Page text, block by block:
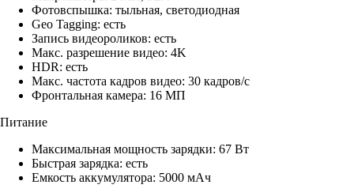
Фотовспышка: тыльная, светодиодная
Geo Tagging: есть
Запись видеороликов: есть
Макс. разрешение видео: 4K
HDR: есть
Макс. частота кадров видео: 30 кадров/с
Фронтальная камера: 16 МП
Питание
Максимальная мощность зарядки: 67 Вт
Быстрая зарядка: есть
Емкость аккумулятора: 5000 мАч